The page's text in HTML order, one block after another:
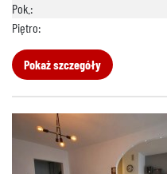
Pok.:
Piętro:
Pokaż szczegóły